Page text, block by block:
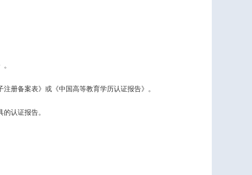
册备案表》或《中国高等教育学历认证报告》。
认证报告。